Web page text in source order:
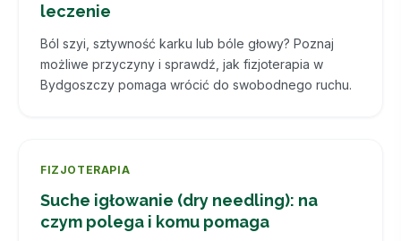
leczenie
Ból szyi, sztywność karku lub bóle głowy? Poznaj
możliwe przyczyny i sprawdź, jak fizjoterapia w
Bydgoszczy pomaga wrócić do swobodnego ruchu.
FIZJOTERAPIA
Suche igłowanie (dry needling): na
czym polega i komu pomaga